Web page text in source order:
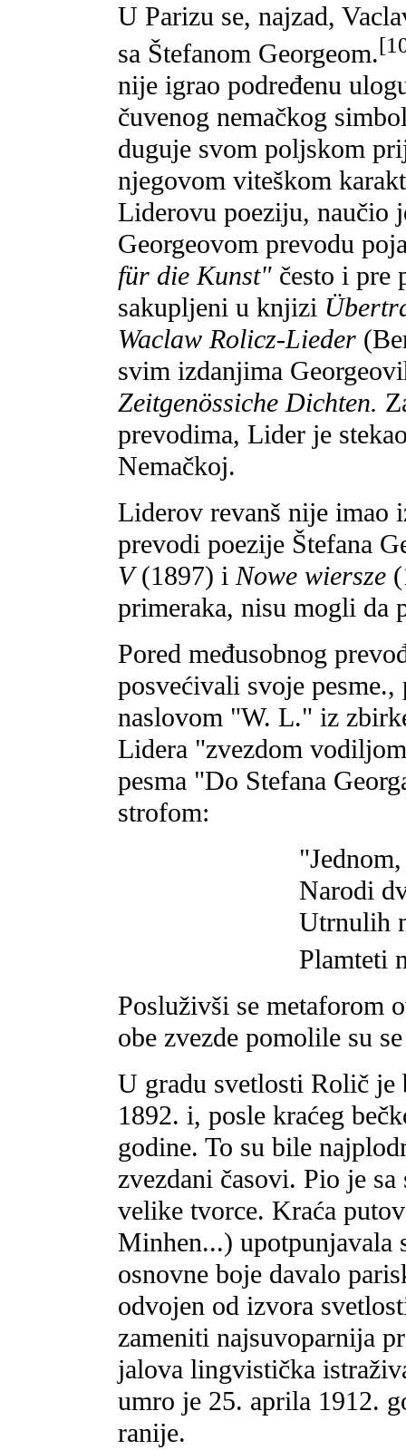
U Parizu se, najzad,
sa Štefanom Georgeom.
nije igrao podređenu
čuvenog nemačkog
duguje svom poljskom
njegovom viteškom
Liderovu poeziju, naučio
Georgeovom prevodu
für die Kunst" često i pre
sakupljeni u knjizi
Waclaw Rolicz-Lieder
svim izdanjima
Zeitgenössiche Dichten.
prevodima, Lider je
Nemačkoj.
Liderov revanš nije imao
prevodi poezije Štefana
V(1897) iNowe wiersze
primeraka, nisu mogli da
Pored međusobnog
posvećivali svoje
naslovom "W. L." iz
Lidera "zvezdom
pesma "Do Stefana
strofom:
Narodi
Utrnulih
Plamteti
Posluživši se metaforom
obe zvezde pomolile su
U gradu svetlosti Rolič je
1892. i, posle kraćeg
godine. To su bile
zvezdani časovi. Pio je
velike tvorce. Kraća
Minhen...) upotpunjavala
osnovne boje davalo
odvojen od izvora
zameniti najsuvoparnija
jalova lingvistička
umro je 25. aprila 1912.
ranije.